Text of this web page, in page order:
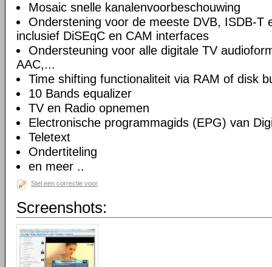
Mosaic snelle kanalenvoorbeschouwing
Onderstening voor de meeste DVB, ISDB-T
inclusief DiSEqC en CAM interfaces
Ondersteuning voor alle digitale TV
AAC,...
Time shifting functionaliteit via RAM of disk
10 Bands equalizer
TV en Radio opnemen
Electronische programmagids (EPG) van
Teletext
Ondertiteling
en meer ..
Stel een correctie voor
Screenshots: